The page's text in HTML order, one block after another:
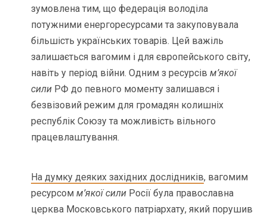
зумовлена тим, що федерація володіла
потужними енергоресурсами та закуповувала
більшість українських товарів. Цей важіль
залишається вагомим і для європейського світу,
навіть у період війни. Одним з ресурсівм’якої
сили РФ до певного моменту залишався і
безвізовий режим для громадян колишніх
республік Союзу та можливість вільного
працевлаштування.
На думку деяких західних дослідників, вагомим
ресурсомм’якої сили Росії була православна
церква Московського патріархату, який порушив